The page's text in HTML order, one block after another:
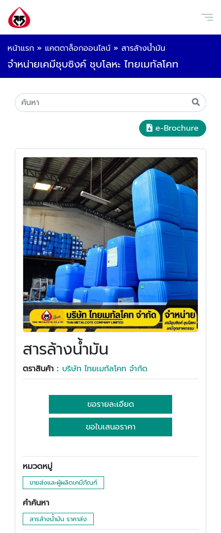
หน้าแรก » แคตตาล็อกออนไลน์ » สารล้างน้ำมัน
จำหน่ายเคมีชุบซิงค์ ชุบโลหะ ไทยเมทัลโคท
e-Brochure
สารล้างน้ำมัน
ตราสินค้า : บริษัท ไทยเมทัลโคท จำกัด
ขอรายละเอียด
ขอใบเสนอราคา
หมวดหมู่
ขายส่งและผู้ผลิตเคมีภัณฑ์
คำค้นหา
สารล้างน้ำมัน ราคาส่ง